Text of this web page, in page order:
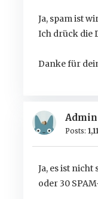
Ja, spam ist
Ich drück die
Danke für
Admin
Posts:
Ja, es ist
oder 30